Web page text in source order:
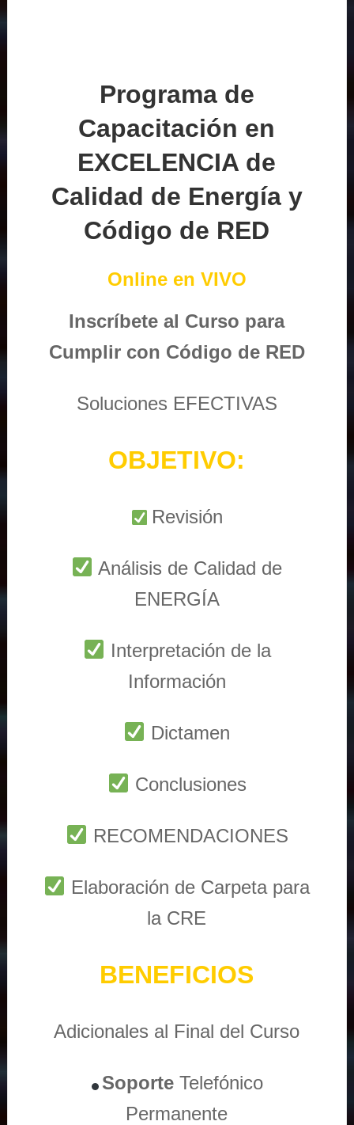
Programa de
Capacitación en
EXCELENCIA de
Calidad de Energía y
Código de RED
Online en VIVO
Inscríbete al Curso para
Cumplir con Código de RED
Soluciones EFECTIVAS
OBJETIVO:
Revisión
Análisis de Calidad de
ENERGÍA
Interpretación de la
Información
Dictamen
Conclusiones
RECOMENDACIONES
Elaboración de Carpeta para
la CRE
BENEFICIOS
Adicionales al Final del Curso
Soporte Telefónico
Permanente